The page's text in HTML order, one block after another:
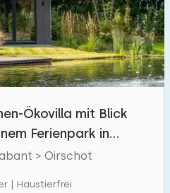
Ökovilla mit Blick
Ferienpark in
> Oirschot
| Haustierfrei